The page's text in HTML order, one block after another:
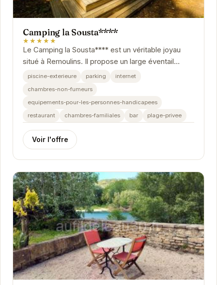
Camping la Sousta****
★★★★★
Le Camping la Sousta**** est un véritable joyau
situé à Remoulins. Il propose un large éventail
d'équipements et d'activités pour satisfaire...
piscine-exterieure parking
internet
chambres-non-fumeurs
equipements-pour-les-personnes-handicapees
restaurant
chambres-familiales bar plage-privee
Voir l'offre